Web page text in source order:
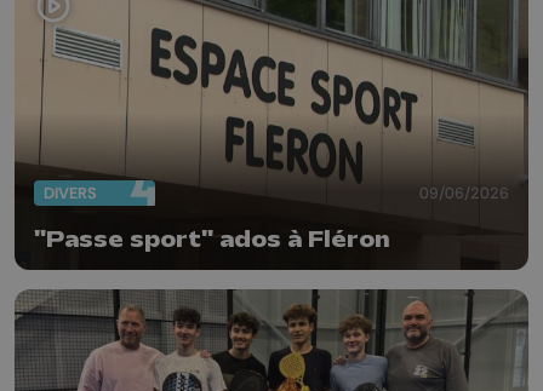
DIVERS 09/06/2026
"Passe sport" ados à Fléron